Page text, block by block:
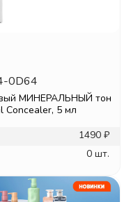
0D64
МИНЕРАЛЬНЫЙ тон
Concealer, 5 мл
1490 ₽
0 шт.